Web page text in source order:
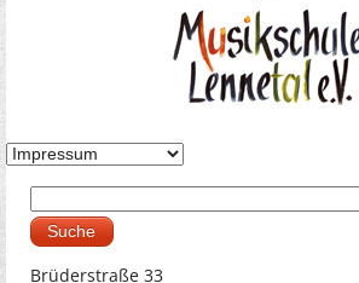
Suchformular
Brüderstraße 33